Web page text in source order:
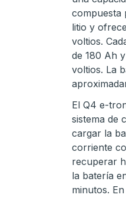
compuesta
litio y
voltios.
de 180 Ah
voltios. La
El Q4 e-
sistema de
cargar la
corriente
recuperar
la batería
minutos.